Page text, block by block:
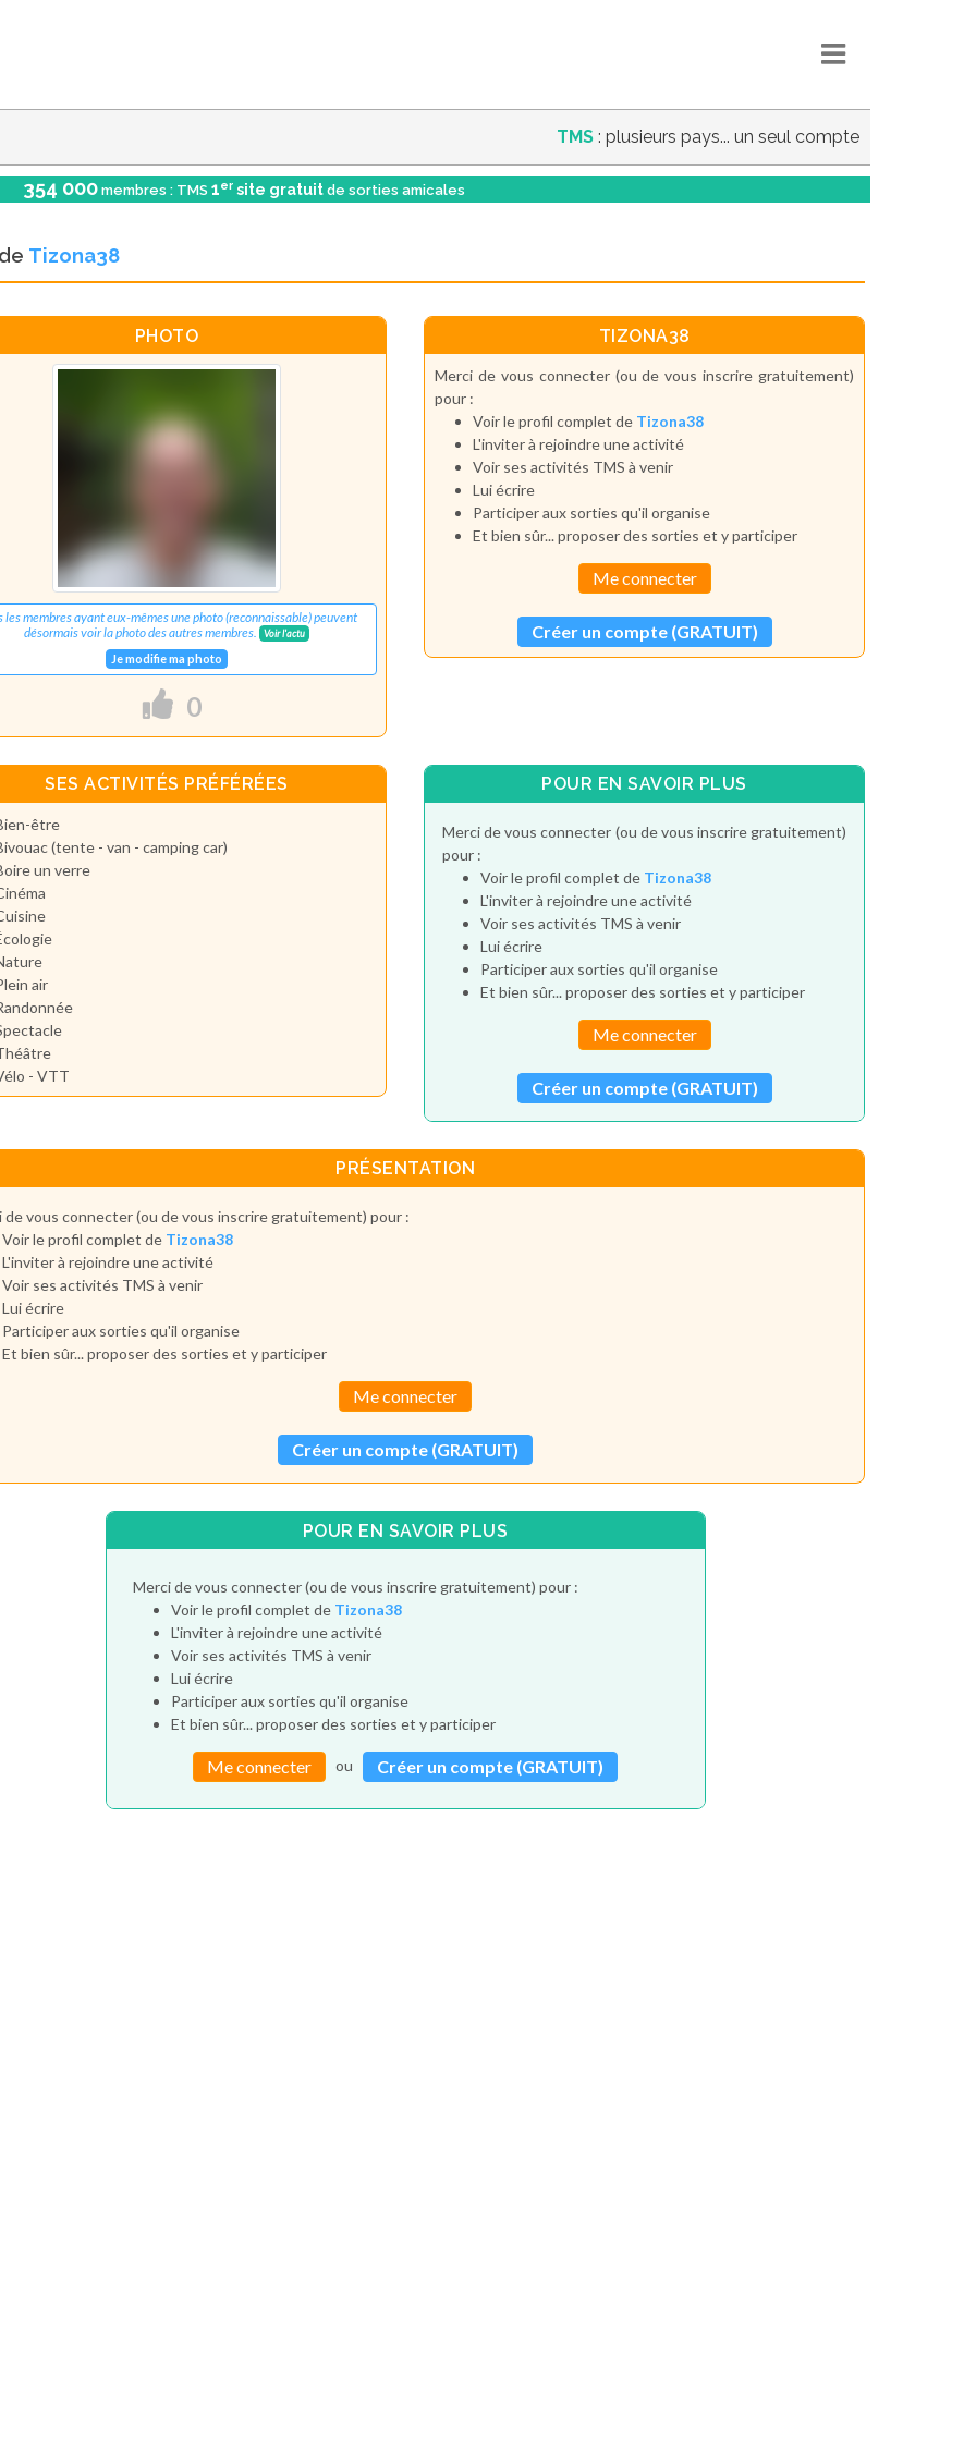
TMS : plusieurs pays... un seul compte
354 000 membres : TMS 1er site gratuit de sorties amicales
Tizona38
PHOTO
les membres ayant eux-mêmes une photo (reconnaissable) peuvent
désormais voir la photo des autres membres.
Voir l'actu
Je modifie ma photo
0
TIZONA38
Merci de vous connecter (ou de vous inscrire gratuitement)
pour :
Voir le profil complet de Tizona38
L'inviter à rejoindre une activité
Voir ses activités TMS à venir
Lui écrire
Participer aux sorties qu'il organise
Et bien sûr... proposer des sorties et y participer
Me connecter
Créer un compte (GRATUIT)
SES ACTIVITÉS PRÉFÉRÉES
être
(tente - van - camping car)
un verre
air
- VTT
POUR EN SAVOIR PLUS
Merci de vous connecter (ou de vous inscrire gratuitement)
pour :
Voir le profil complet de Tizona38
L'inviter à rejoindre une activité
Voir ses activités TMS à venir
Lui écrire
Participer aux sorties qu'il organise
Et bien sûr... proposer des sorties et y participer
Me connecter
Créer un compte (GRATUIT)
PRÉSENTATION
de vous connecter (ou de vous inscrire gratuitement) pour :
Voir le profil complet de Tizona38
L'inviter à rejoindre une activité
Voir ses activités TMS à venir
Lui écrire
Participer aux sorties qu'il organise
Et bien sûr... proposer des sorties et y participer
Me connecter
Créer un compte (GRATUIT)
POUR EN SAVOIR PLUS
Merci de vous connecter (ou de vous inscrire gratuitement) pour :
Voir le profil complet de Tizona38
L'inviter à rejoindre une activité
Voir ses activités TMS à venir
Lui écrire
Participer aux sorties qu'il organise
Et bien sûr... proposer des sorties et y participer
Me connecter ou Créer un compte (GRATUIT)